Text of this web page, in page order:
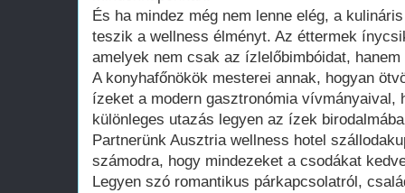
És ha mindez még nem lenne elég, a
teszik a wellness élményt. Az éttermek
amelyek nem csak az ízlelőbimbóidat,
A konyhafőnökök mesterei annak, hogyan
ízeket a modern gasztronómia vívmányaival,
különleges utazás legyen az ízek
Partnerünk Ausztria wellness hotel
számodra, hogy mindezeket a csodákat
Legyen szó romantikus párkapcsolatról,